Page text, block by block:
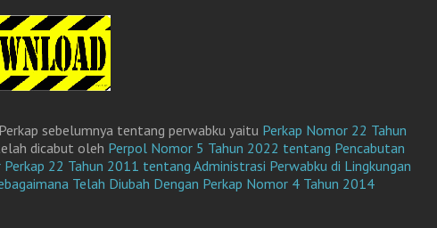
sebelumnya tentang perwabku yaitu Perkap Nomor 22 Tahun
dicabut oleh Perpol Nomor 5 Tahun 2022 tentang Pencabutan
22 Tahun 2011 tentang Administrasi Perwabku di Lingkungan
Telah Diubah Dengan Perkap Nomor 4 Tahun 2014